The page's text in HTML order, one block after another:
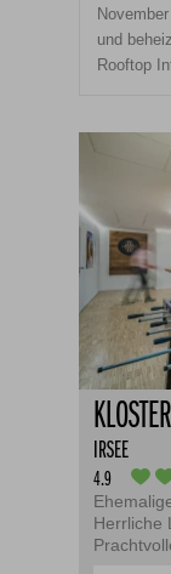
November
und
Rooftop
IRSEE
4.9
Herrliche